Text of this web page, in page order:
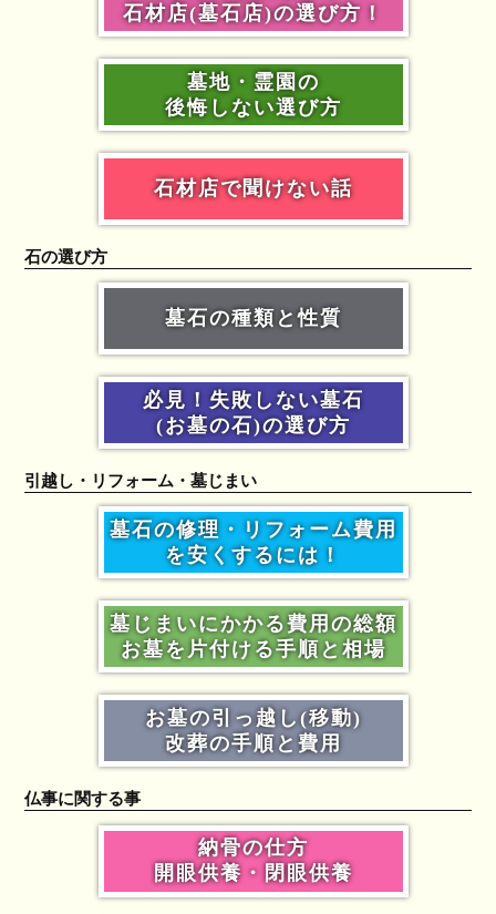
石材店(墓石店)の選び方！
墓地・霊園の
後悔しない選び方
石材店で聞けない話
石の選び方
墓石の種類と性質
必見！失敗しない墓石
(お墓の石)の選び方
引越し・リフォーム・墓じまい
墓石の修理・リフォーム費用
を安くするには！
墓じまいにかかる費用の総額
お墓を片付ける手順と相場
お墓の引っ越し(移動)
改葬の手順と費用
仏事に関する事
納骨の仕方
開眼供養・閉眼供養